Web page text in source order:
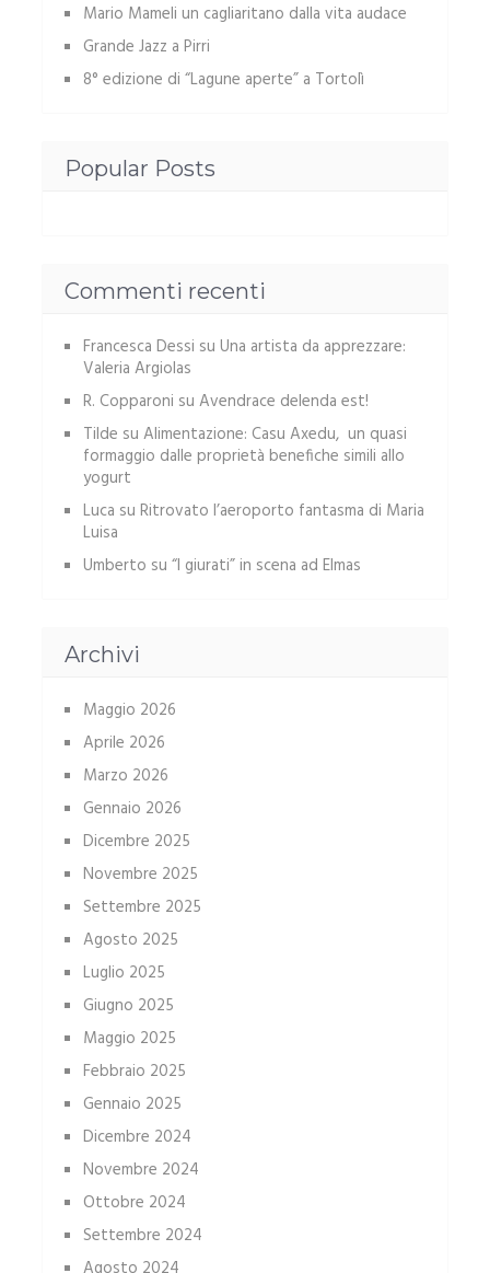
Mario Mameli un cagliaritano dalla vita audace
Grande Jazz a Pirri
8° edizione di “Lagune aperte” a Tortolì
Popular Posts
Commenti recenti
Francesca Dessi su Una artista da apprezzare:
Valeria Argiolas
R. Copparoni su Avendrace delenda est!
Tilde su Alimentazione: Casu Axedu, un quasi
formaggio dalle proprietà benefiche simili allo
yogurt
Luca su Ritrovato l’aeroporto fantasma di Maria
Luisa
Umberto su “I giurati” in scena ad Elmas
Archivi
Maggio 2026
Aprile 2026
Marzo 2026
Gennaio 2026
Dicembre 2025
Novembre 2025
Settembre 2025
Agosto 2025
Luglio 2025
Giugno 2025
Maggio 2025
Febbraio 2025
Gennaio 2025
Dicembre 2024
Novembre 2024
Ottobre 2024
Settembre 2024